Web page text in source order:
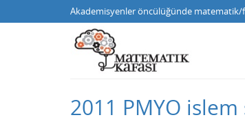
Akademisyenler öncülüğünde
2011 PMYO